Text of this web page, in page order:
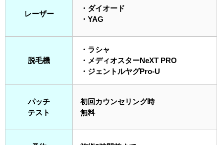
レーザー
・ダイオード
・YAG
脱毛機
・ラシャ
・メディオスターNeXT PRO
・ジェントルヤグPro-U
パッチ
テスト
初回カウンセリング時
無料